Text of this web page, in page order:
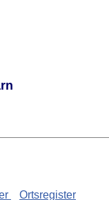
Ortsregister